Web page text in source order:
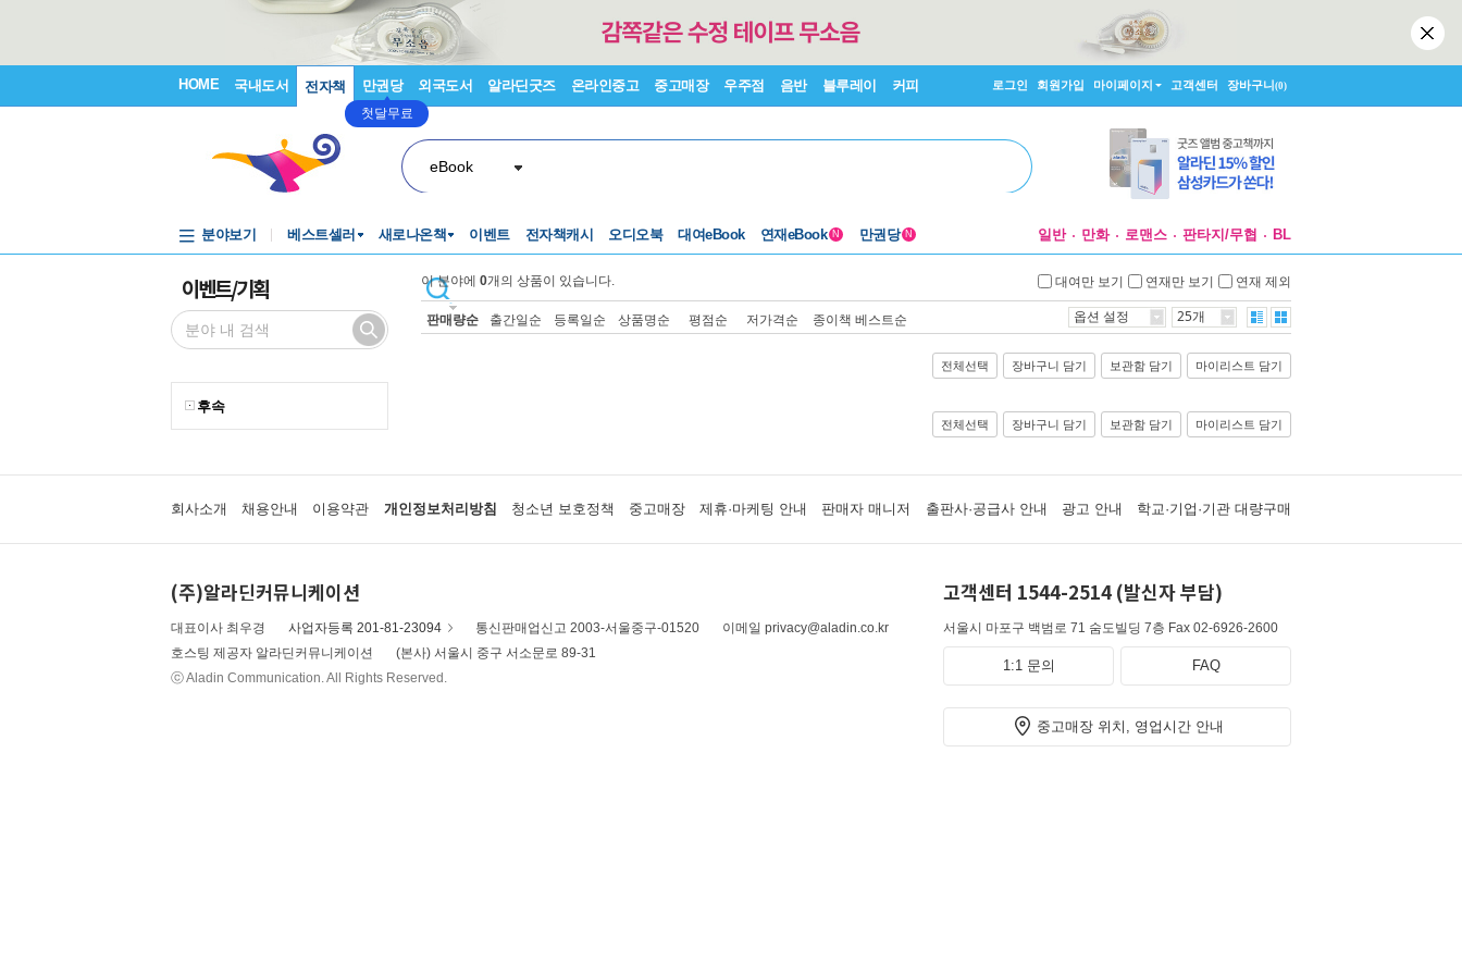
HOME 국내도서 전자책 만권당
첫달무료
외국도서 알라딘굿즈 온라인중고 중고매장 우주점 음반 블루레이 커피 로그인 회원가입 마이페이지 고객센터 장바구니(0)
eBook
분야보기 베스트셀러 새로나온책 이벤트 전자책캐시 오디오북 대여eBook 연재eBook N 만권당 N 일반 만화 로맨스 판타지/무협 BL
이벤트/기획
후속
이 분야에 0개의 상품이 있습니다. 대여만 보기 연재만 보기 연재 제외
판매량순 출간일순 등록일순 상품명순 평점순 저가격순 종이책 베스트순 옵션 설정 25개
전체선택 장바구니 담기 보관함 담기 마이리스트 담기
전체선택 장바구니 담기 보관함 담기 마이리스트 담기
회사소개 채용안내 이용약관 개인정보처리방침 청소년 보호정책 중고매장 제휴·마케팅 안내 판매자 매니저 출판사·공급사 안내 광고 안내 학교·기업·기관 대량구매
(주)알라딘커뮤니케이션
대표이사 최우경 사업자등록 201-81-23094 통신판매업신고 2003-서울중구-01520
이메일 privacy@aladin.co.kr
호스팅 제공자 알라딘커뮤니케이션
(본사) 서울시 중구 서소문로 89-31
ⓒ Aladin Communication. All Rights Reserved.
고객센터 1544-2514 (발신자 부담)
서울시 마포구 백범로 71 숨도빌딩 7층 Fax 02-6926-2600
1:1 문의 FAQ
중고매장 위치, 영업시간 안내